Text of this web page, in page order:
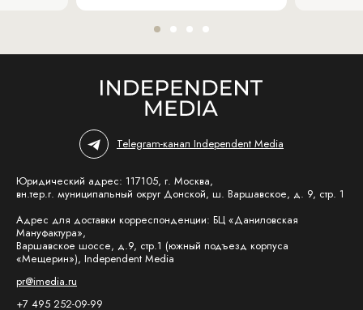
Telegram-канал Independent Media
Юридический адрес: 117105, г. Москва,
вн.тер.г. муниципальный округ Донской, ш. Варшавское, д. 9, стр. 1
Адрес для доставки корреспонденции: БЦ «Даниловская
Мануфактура»,
Варшавское шоссе, д.9, стр.1 (южный подъезд корпуса
«Мещерин»), Independent Media
pr@imedia.ru
+7 495 252-09-99